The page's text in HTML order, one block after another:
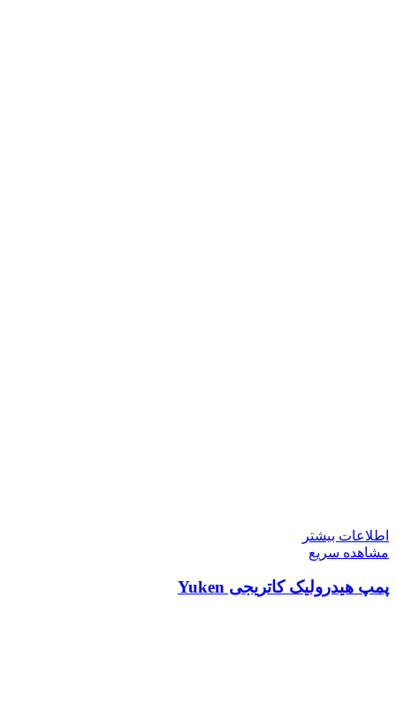
اطلاعات بیشتر
مشاهده سریع
پمپ هیدرولیک کاتریجی Yuken